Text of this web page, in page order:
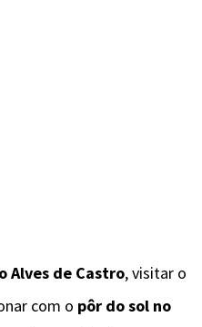
Alves de Castro, visitar o
com o pôr do sol no